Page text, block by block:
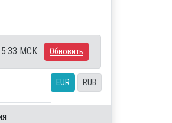
MCK Обновить
EUR RUB